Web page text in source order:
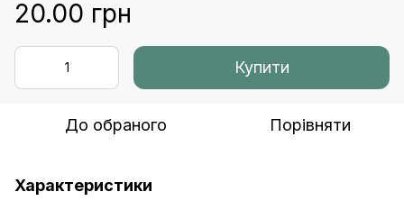
20.00 грн
Купити
До обраного Порівняти
Характеристики